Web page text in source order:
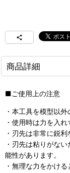
商品詳細
■ご使用上の注意
・本工具を模型以
・使用時は力を入
・刃先は非常に鋭
・刃先は粘りがな
能性があります。
・無理な力をかけ